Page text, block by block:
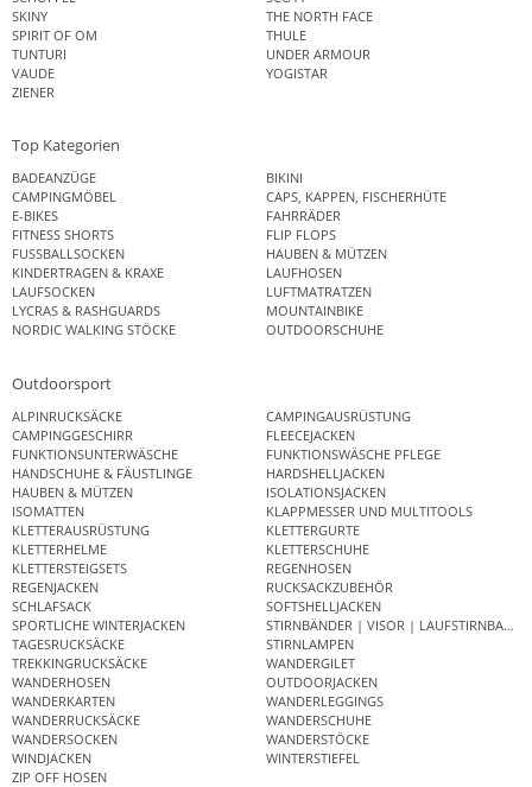
SKINY
THE NORTH FACE
SPIRIT OF OM
THULE
TUNTURI
UNDER ARMOUR
VAUDE
YOGISTAR
ZIENER
Top Kategorien
BADEANZÜGE
BIKINI
CAMPINGMÖBEL
CAPS, KAPPEN, FISCHERHÜTE
E-BIKES
FAHRRÄDER
FITNESS SHORTS
FLIP FLOPS
FUSSBALLSOCKEN
HAUBEN & MÜTZEN
KINDERTRAGEN & KRAXE
LAUFHOSEN
LAUFSOCKEN
LUFTMATRATZEN
LYCRAS & RASHGUARDS
MOUNTAINBIKE
NORDIC WALKING STÖCKE
OUTDOORSCHUHE
Outdoorsport
ALPINRUCKSÄCKE
CAMPINGAUSRÜSTUNG
CAMPINGGESCHIRR
FLEECEJACKEN
FUNKTIONSUNTERWÄSCHE
FUNKTIONSWÄSCHE PFLEGE
HANDSCHUHE & FÄUSTLINGE
HARDSHELLJACKEN
HAUBEN & MÜTZEN
ISOLATIONSJACKEN
ISOMATTEN
KLAPPMESSER UND MULTITOOLS
KLETTERAUSRÜSTUNG
KLETTERGURTE
KLETTERHELME
KLETTERSCHUHE
KLETTERSTEIGSETS
REGENHOSEN
REGENJACKEN
RUCKSACKZUBEHÖR
SCHLAFSACK
SOFTSHELLJACKEN
SPORTLICHE WINTERJACKEN
STIRNBÄNDER | VISOR | LAUFSTIRNBAND
TAGESRUCKSÄCKE
STIRNLAMPEN
TREKKINGRUCKSÄCKE
WANDERGILET
WANDERHOSEN
OUTDOORJACKEN
WANDERKARTEN
WANDERLEGGINGS
WANDERRUCKSÄCKE
WANDERSCHUHE
WANDERSOCKEN
WANDERSTÖCKE
WINDJACKEN
WINTERSTIEFEL
ZIP OFF HOSEN